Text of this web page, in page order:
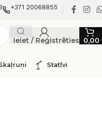
+371 20068855
Ieiet / Reģistrēties 0,00
Statīvi